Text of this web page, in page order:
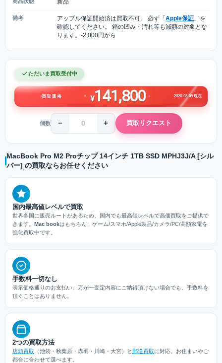
備考 アップル保証開始済は買取不可。 必ず「Apple保証 」を
確認してください。 箱の凹み・汚れ等も減額の対象とな
ります。‐2,000円から
ただいま買取受付中
買取価格 ¥141,800 2026-08-09 現在
個数 − + 買取リクエスト
MacBook Pro M2 Proチップ 14インチ 1TB SSD MPHJ3J/A [シル
バー] の買取ならお任せください
国内最高値レベルで買取
世界各国に販売ルートがあるため、国内でも最高値レベルで高価買取をご提供で
きます。 Mac bookはもちろん、ゲーム/スマホ/Apple製品/カメラ/PC/高額家電を
強化買取中です。
手数料一切なし
表示価格通りのお支払い。万が一査定内容にご納得頂けない場合でも、手数料を
頂くことはありません。
2つの買取方法
店頭買取 （池袋・秋葉原・赤羽・川崎・大宮）と郵送買取に対応。お住まいやご
都合に合わせて選べます。